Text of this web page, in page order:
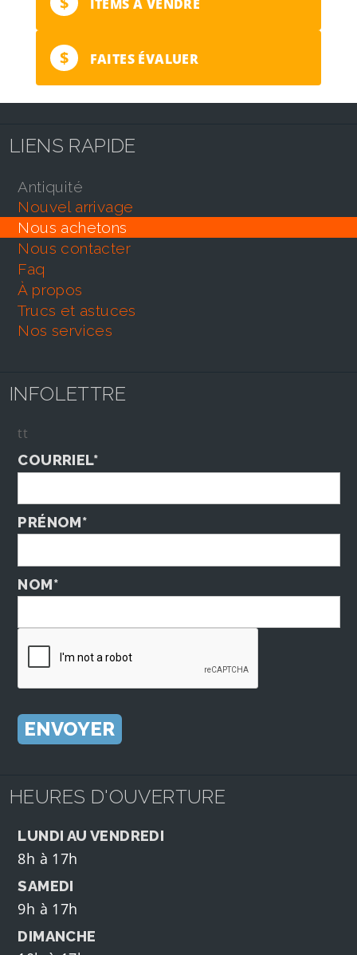
ITEMS À VENDRE
$ FAITES ÉVALUER
LIENS RAPIDE
antiquité
nouvel arrivage
nous achetons
nous contacter
faq
À propos
trucs et astuces
nos services
INFOLETTRE
tt
COURRIEL*
PRÉNOM*
NOM*
HEURES D'OUVERTURE
LUNDI AU VENDREDI
8h à 17h
SAMEDI
9h à 17h
DIMANCHE